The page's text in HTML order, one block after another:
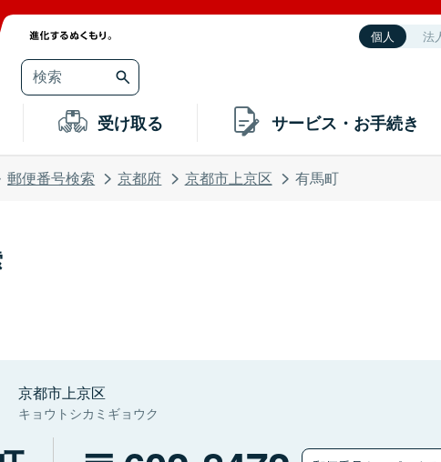
個人 法
受け取る サービス・お手続き
郵便番号検索 京都府 京都市上京区 有馬町
京都市上京区
キョウトシカミギョウク